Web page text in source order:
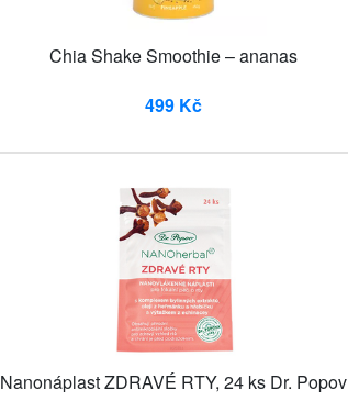
Chia Shake Smoothie – ananas
499 Kč
Nanonáplast ZDRAVÉ RTY, 24 ks Dr. Popov